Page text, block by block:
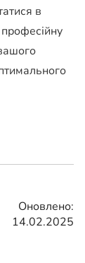
в
Оновлено:
14.02.2025